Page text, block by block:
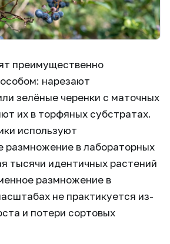
преимущественно
нарезают
зелёные черенки с маточных
их в торфяных субстратах.
используют
размножение в лабораторных
тысячи идентичных растений
размножение в
не практикуется из-
и потери сортовых